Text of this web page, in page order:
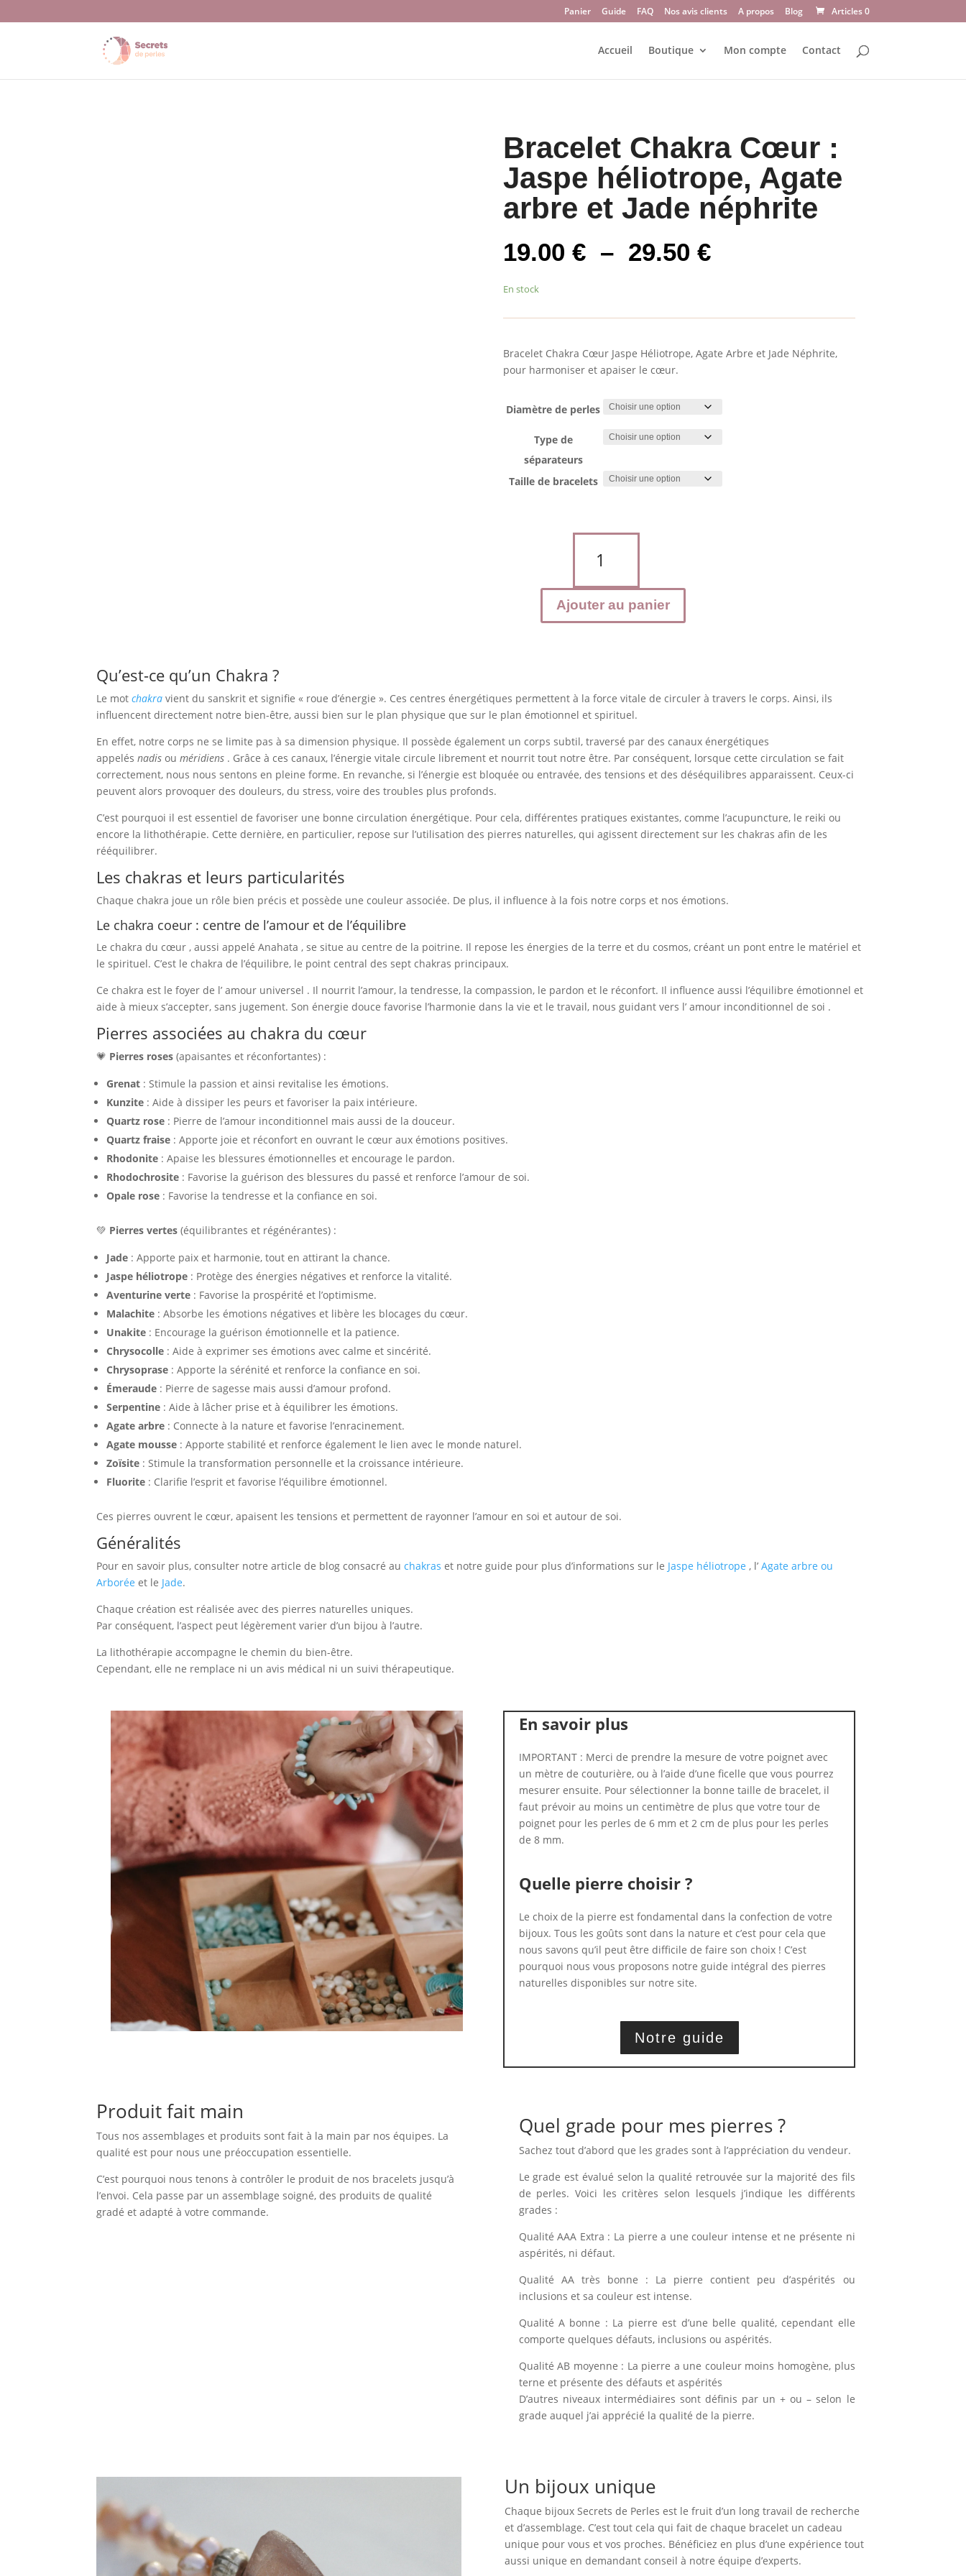
Panier Guide FAQ Nos avis clients A propos Blog Articles 0
Accueil Boutique Mon compte Contact
Bracelet Chakra Cœur :
Jaspe héliotrope, Agate
arbre et Jade néphrite
19.00€ – 29.50€Plage
à
En stock
Bracelet Chakra Cœur Jaspe Héliotrope, Agate Arbre et Jade Néphrite,
pour harmoniser et apaiser le cœur.
Diamètre de perles
Type de
séparateurs
Taille de bracelets
Chakra
Cœur
:
et
Jade
néphrite
Ajouter au panier
Qu’est-ce qu’un Chakra ?
Le motchakra vient du sanskrit et signifie « roue d’énergie ». Ces centres énergétiques permettent à la force vitale de circuler à travers le corps. Ainsi, ils
influencent directement notre bien-être, aussi bien sur le plan physique que sur le plan émotionnel et spirituel.
En effet, notre corps ne se limite pas à sa dimension physique. Il possède également un corps subtil, traversé par des canaux énergétiques
appelésnadis ouméridiens . Grâce à ces canaux, l’énergie vitale circule librement et nourrit tout notre être. Par conséquent, lorsque cette circulation se fait
correctement, nous nous sentons en pleine forme. En revanche, si l’énergie est bloquée ou entravée, des tensions et des déséquilibres apparaissent. Ceux-ci
peuvent alors provoquer des douleurs, du stress, voire des troubles plus profonds.
C’est pourquoi il est essentiel de favoriser une bonne circulation énergétique. Pour cela, différentes pratiques existantes, comme l’acupuncture, le reiki ou
encore la lithothérapie. Cette dernière, en particulier, repose sur l’utilisation des pierres naturelles, qui agissent directement sur les chakras afin de les
rééquilibrer.
Les chakras et leurs particularités
Chaque chakra joue un rôle bien précis et possède une couleur associée. De plus, il influence à la fois notre corps et nos émotions.
Le chakra coeur : centre de l’amour et de l’équilibre
Le chakra du cœur , aussi appelé Anahata , se situe au centre de la poitrine. Il repose les énergies de la terre et du cosmos, créant un pont entre le matériel et
le spirituel. C’est le chakra de l’équilibre, le point central des sept chakras principaux.
Ce chakra est le foyer de l’ amour universel . Il nourrit l’amour, la tendresse, la compassion, le pardon et le réconfort. Il influence aussi l’équilibre émotionnel et
aide à mieux s’accepter, sans jugement. Son énergie douce favorise l’harmonie dans la vie et le travail, nous guidant vers l’ amour inconditionnel de soi .
Pierres associées au chakra du cœur
💗 Pierres roses (apaisantes et réconfortantes) :
Grenat : Stimule la passion et ainsi revitalise les émotions.
Kunzite : Aide à dissiper les peurs et favoriser la paix intérieure.
Quartz rose : Pierre de l’amour inconditionnel mais aussi de la douceur.
Quartz fraise : Apporte joie et réconfort en ouvrant le cœur aux émotions positives.
Rhodonite : Apaise les blessures émotionnelles et encourage le pardon.
Rhodochrosite : Favorise la guérison des blessures du passé et renforce l’amour de soi.
Opale rose : Favorise la tendresse et la confiance en soi.
💚 Pierres vertes (équilibrantes et régénérantes) :
Jade : Apporte paix et harmonie, tout en attirant la chance.
Jaspe héliotrope : Protège des énergies négatives et renforce la vitalité.
Aventurine verte : Favorise la prospérité et l’optimisme.
Malachite : Absorbe les émotions négatives et libère les blocages du cœur.
Unakite : Encourage la guérison émotionnelle et la patience.
Chrysocolle : Aide à exprimer ses émotions avec calme et sincérité.
Chrysoprase : Apporte la sérénité et renforce la confiance en soi.
Émeraude : Pierre de sagesse mais aussi d’amour profond.
Serpentine : Aide à lâcher prise et à équilibrer les émotions.
Agate arbre : Connecte à la nature et favorise l’enracinement.
Agate mousse : Apporte stabilité et renforce également le lien avec le monde naturel.
Zoïsite : Stimule la transformation personnelle et la croissance intérieure.
Fluorite : Clarifie l’esprit et favorise l’équilibre émotionnel.
Ces pierres ouvrent le cœur, apaisent les tensions et permettent de rayonner l’amour en soi et autour de soi.
Généralités
Pour en savoir plus, consulter notre article de blog consacré auchakras et notre guide pour plus d’informations sur le Jaspe héliotrope , l’Agate arbre ou
Arborée et le Jade.
Chaque création est réalisée avec des pierres naturelles uniques.
Par conséquent, l’aspect peut légèrement varier d’un bijou à l’autre.
La lithothérapie accompagne le chemin du bien-être.
Cependant, elle ne remplace ni un avis médical ni un suivi thérapeutique.
En savoir plus
IMPORTANT : Merci de prendre la mesure de votre poignet avec
un mètre de couturière, ou à l’aide d’une ficelle que vous pourrez
mesurer ensuite. Pour sélectionner la bonne taille de bracelet, il
faut prévoir au moins un centimètre de plus que votre tour de
poignet pour les perles de 6 mm et 2 cm de plus pour les perles
de 8 mm.
Quelle pierre choisir ?
Le choix de la pierre est fondamental dans la confection de votre
bijoux. Tous les goûts sont dans la nature et c’est pour cela que
nous savons qu’il peut être difficile de faire son choix ! C’est
pourquoi nous vous proposons notre guide intégral des pierres
naturelles disponibles sur notre site.
Notre guide
Produit fait main
Tous nos assemblages et produits sont fait à la main par nos équipes. La
qualité est pour nous une préoccupation essentielle.
C’est pourquoi nous tenons à contrôler le produit de nos bracelets jusqu’à
l’envoi. Cela passe par un assemblage soigné, des produits de qualité
gradé et adapté à votre commande.
Quel grade pour mes pierres ?
Sachez tout d’abord que les grades sont à l’appréciation du vendeur.
Le grade est évalué selon la qualité retrouvée sur la majorité des fils
de perles. Voici les critères selon lesquels j’indique les différents
grades :
Qualité AAA Extra : La pierre a une couleur intense et ne présente ni
aspérités, ni défaut.
Qualité AA très bonne : La pierre contient peu d’aspérités ou
inclusions et sa couleur est intense.
Qualité A bonne : La pierre est d’une belle qualité, cependant elle
comporte quelques défauts, inclusions ou aspérités.
Qualité AB moyenne : La pierre a une couleur moins homogène, plus
terne et présente des défauts et aspérités
D’autres niveaux intermédiaires sont définis par un + ou – selon le
grade auquel j’ai apprécié la qualité de la pierre.
Un bijoux unique
Chaque bijoux Secrets de Perles est le fruit d’un long travail de recherche
et d’assemblage. C’est tout cela qui fait de chaque bracelet un cadeau
unique pour vous et vos proches. Bénéficiez en plus d’une expérience tout
aussi unique en demandant conseil à notre équipe d’experts.